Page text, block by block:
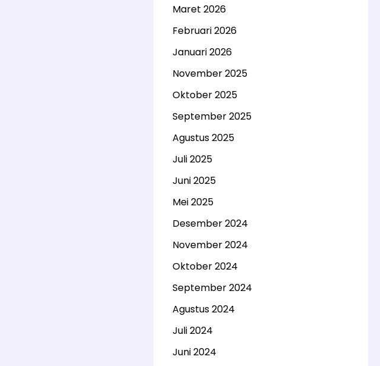
Maret 2026
Februari 2026
Januari 2026
November 2025
Oktober 2025
September 2025
Agustus 2025
Juli 2025
Juni 2025
Mei 2025
Desember 2024
November 2024
Oktober 2024
September 2024
Agustus 2024
Juli 2024
Juni 2024